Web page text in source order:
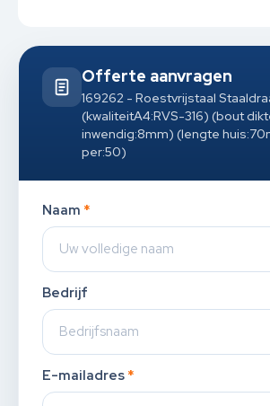
Offerte aanvragen
169262 - Roestvrijstaal
(kwaliteitA4:RVS-316) (bout
inwendig:8mm) (lengte
per:50)
Naam *
Bedrijf
E-mailadres *